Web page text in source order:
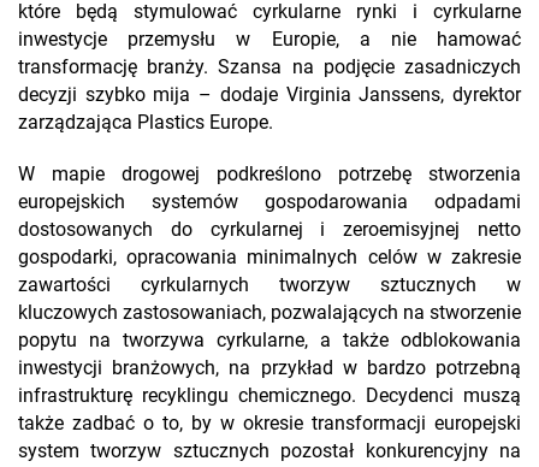
które będą stymulować cyrkularne rynki i cyrkularne
inwestycje przemysłu w Europie, a nie hamować
transformację branży. Szansa na podjęcie zasadniczych
decyzji szybko mija – dodaje Virginia Janssens, dyrektor
zarządzająca Plastics Europe.
W mapie drogowej podkreślono potrzebę stworzenia
europejskich systemów gospodarowania odpadami
dostosowanych do cyrkularnej i zeroemisyjnej netto
gospodarki, opracowania minimalnych celów w zakresie
zawartości cyrkularnych tworzyw sztucznych w
kluczowych zastosowaniach, pozwalających na stworzenie
popytu na tworzywa cyrkularne, a także odblokowania
inwestycji branżowych, na przykład w bardzo potrzebną
infrastrukturę recyklingu chemicznego. Decydenci muszą
także zadbać o to, by w okresie transformacji europejski
system tworzyw sztucznych pozostał konkurencyjny na